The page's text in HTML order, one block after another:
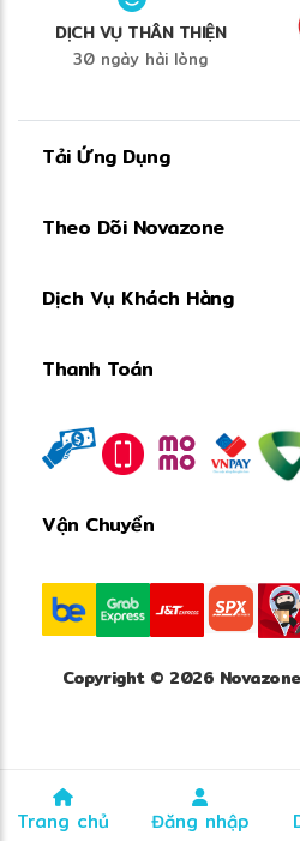
DỊCH VỤ THÂN THIỆN
30 ngày hài lòng
Tải Ứng Dụng
Theo Dõi Novazone
Dịch Vụ Khách Hàng
Thanh Toán
Vận Chuyển
Copyright © 2026
Trang chủ Đăng nhập